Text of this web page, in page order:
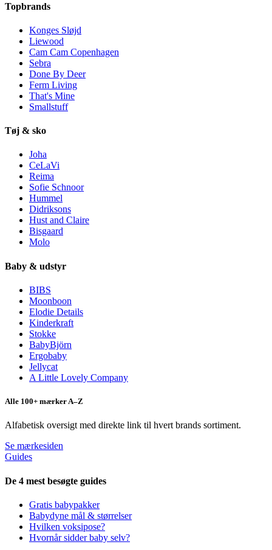
Topbrands
Konges Sløjd
Liewood
Cam Cam Copenhagen
Sebra
Done By Deer
Ferm Living
That's Mine
Smallstuff
Tøj & sko
Joha
CeLaVi
Reima
Sofie Schnoor
Hummel
Didriksons
Hust and Claire
Bisgaard
Molo
Baby & udstyr
BIBS
Moonboon
Elodie Details
Kinderkraft
Stokke
BabyBjörn
Ergobaby
Jellycat
A Little Lovely Company
Alle 100+ mærker A–Z
Alfabetisk oversigt med direkte link til hvert brands sortiment.
Se mærkesiden
Guides
De 4 mest besøgte guides
Gratis babypakker
Babydyne mål & størrelser
Hvilken voksipose?
Hvornår sidder baby selv?